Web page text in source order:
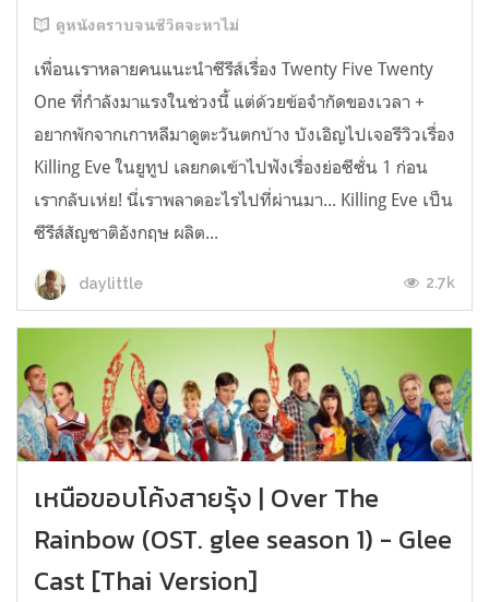
ดูหนังตราบจนชีวิตจะหาไม่
เพื่อนเราหลายคนแนะนำซีรีส์เรื่อง Twenty Five Twenty
One ที่กำลังมาแรงในช่วงนี้ แต่ด้วยข้อจำกัดของเวลา +
อยากพักจากเกาหลีมาดูตะวันตกบ้าง บังเอิญไปเจอรีวิวเรื่อง
Killing Eve ในยูทูป เลยกดเข้าไปฟังเรื่องย่อซีซั่น 1 ก่อน
เรากลับเห่ย! นี่เราพลาดอะไรไปที่ผ่านมา... Killing Eve เป็น
ซีรีส์สัญชาติอังกฤษ ผลิต...
daylittle 2.7k
เหนือขอบโค้งสายรุ้ง | Over The
Rainbow (OST. glee season 1) - Glee
Cast [Thai Version]